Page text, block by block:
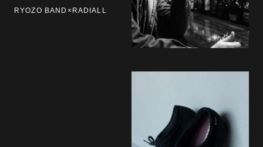
RYOZO BAND×RADIALL